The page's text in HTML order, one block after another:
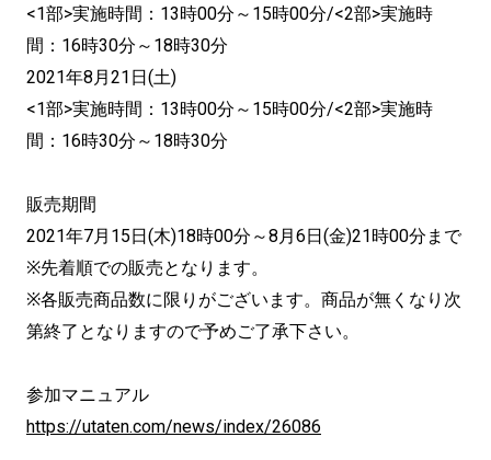
<1部>実施時間：13時00分～15時00分/<2部>実施時
間：16時30分～18時30分
2021年8月21日(土)
<1部>実施時間：13時00分～15時00分/<2部>実施時
間：16時30分～18時30分
販売期間
2021年7月15日(木)18時00分～8月6日(金)21時00分まで
※先着順での販売となります。
※各販売商品数に限りがございます。商品が無くなり次
第終了となりますので予めご了承下さい。
参加マニュアル
https://utaten.com/news/index/26086